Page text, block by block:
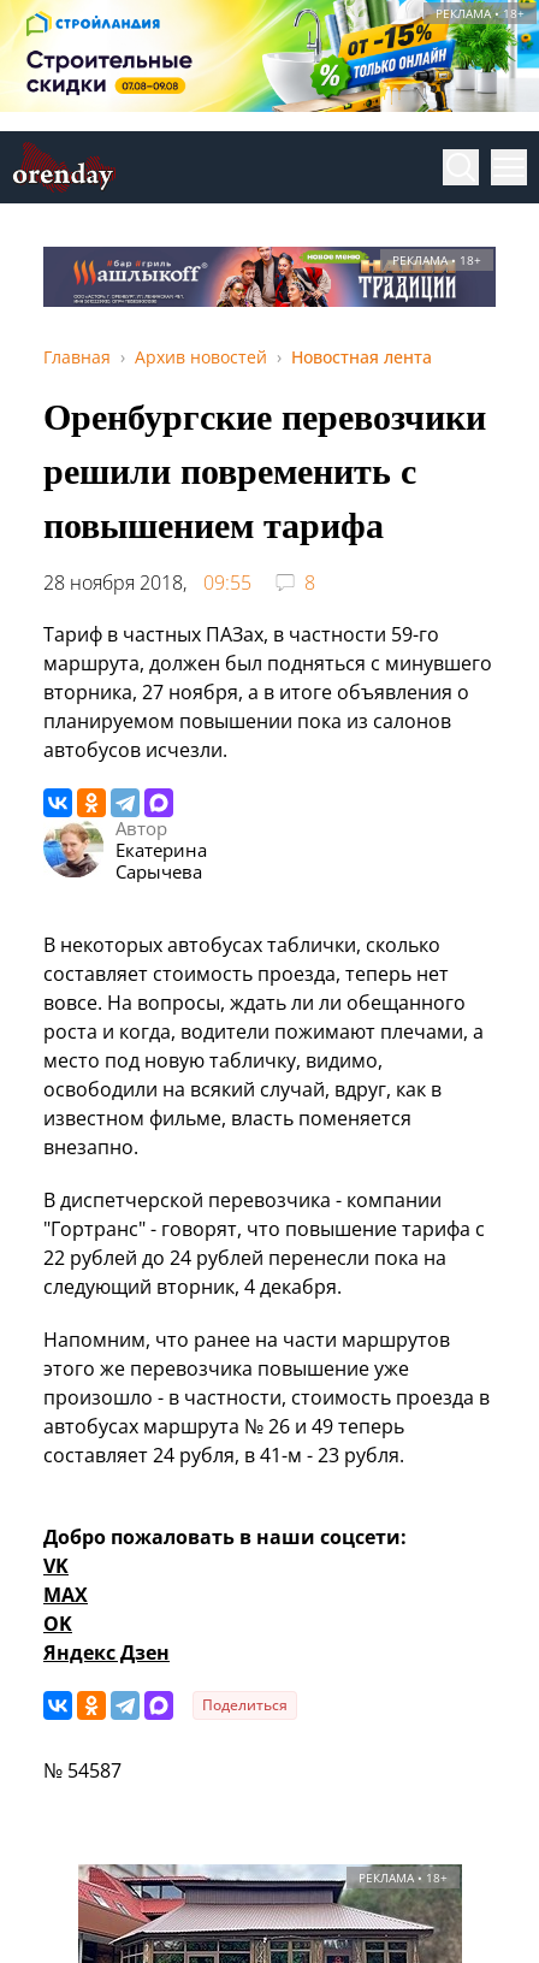
РЕКЛАМА • 18+
РЕКЛАМА • 18+
Главная Архив новостей Новостная лента
Оренбургские перевозчики
решили повременить с
повышением тарифа
28 ноября 2018, 09:55
8
Тариф в частных ПАЗах, в частности 59-го
маршрута, должен был подняться с минувшего
вторника, 27 ноября, а в итоге объявления о
планируемом повышении пока из салонов
автобусов исчезли.
Автор
Екатерина
Сарычева
В некоторых автобусах таблички, сколько
составляет стоимость проезда, теперь нет
вовсе. На вопросы, ждать ли ли обещанного
роста и когда, водители пожимают плечами, а
место под новую табличку, видимо,
освободили на всякий случай, вдруг, как в
известном фильме, власть поменяется
внезапно.
В диспетчерской перевозчика - компании
"Гортранс" - говорят, что повышение тарифа с
22 рублей до 24 рублей перенесли пока на
следующий вторник, 4 декабря.
Напомним, что ранее на части маршрутов
этого же перевозчика повышение уже
произошло - в частности, стоимость проезда в
автобусах маршрута № 26 и 49 теперь
составляет 24 рубля, в 41-м - 23 рубля.
Добро пожаловать в наши соцсети:
VK
MAX
OK
Яндекс Дзен
Поделиться
№ 54587
РЕКЛАМА • 18+